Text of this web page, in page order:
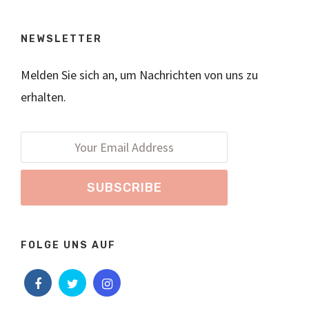
NEWSLETTER
Melden Sie sich an, um Nachrichten von uns zu
erhalten.
FOLGE UNS AUF